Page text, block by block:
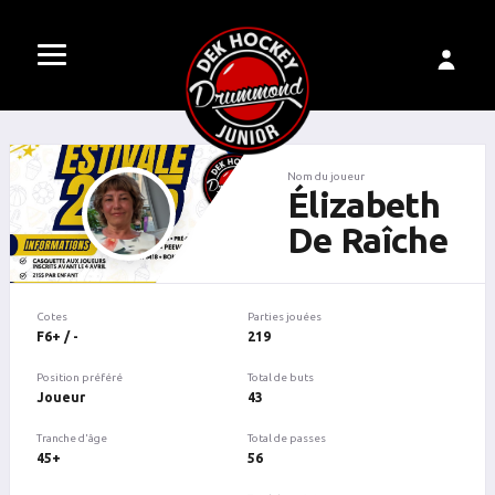
Nom du joueur
Élizabeth
De Raîche
Cotes
F6+ / -
Position préféré
Joueur
Tranche d'âge
45+
Parties jouées
219
Total de buts
43
Total de passes
56